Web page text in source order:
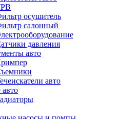
осушитель
салонный
давления
авто
авто